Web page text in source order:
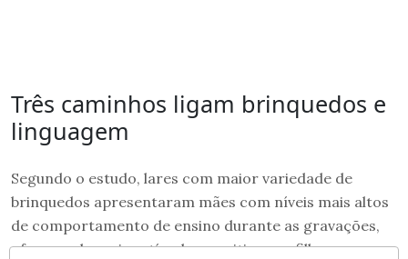
Três caminhos ligam brinquedos e
linguagem
Segundo o estudo, lares com maior variedade de
brinquedos apresentaram mães com níveis mais altos
de comportamento de ensino durante as gravações,
oferecendo mais estímulo cognitivo aos filhos.